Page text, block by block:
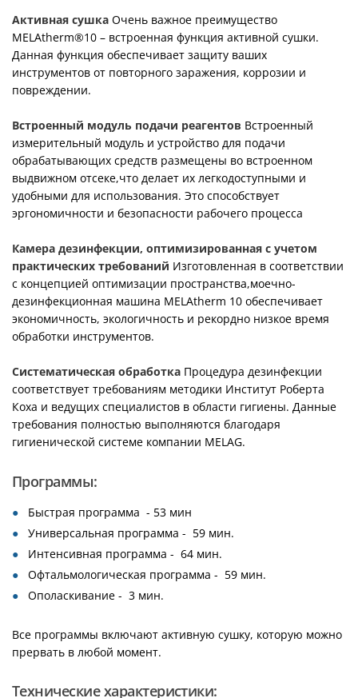
Активная сушка Очень важное преимущество
MELAtherm®10 – встроенная функция активной сушки.
Данная функция обеспечивает защиту ваших
инструментов от повторного заражения, коррозии и
повреждении.
Встроенный модуль подачи реагентов Встроенный
измерительный модуль и устройство для подачи
обрабатывающих средств размещены во встроенном
выдвижном отсеке,что делает их легкодоступными и
удобными для использования. Это способствует
эргономичности и безопасности рабочего процесса
Камера дезинфекции, оптимизированная с учетом
практических требований Изготовленная в соответствии
с концепцией оптимизации пространства,моечно-
дезинфекционная машина MELAtherm 10 обеспечивает
экономичность, экологичность и рекордно низкое время
обработки инструментов.
Систематическая обработка Процедура дезинфекции
соответствует требованиям методики Институт Роберта
Коха и ведущих специалистов в области гигиены. Данные
требования полностью выполняются благодаря
гигиенической системе компании MELAG.
Программы:
Быстрая программа - 53 мин
Универсальная программа - 59 мин.
Интенсивная программа - 64 мин.
Офтальмологическая программа - 59 мин.
Ополаскивание - 3 мин.
Все программы включают активную сушку, которую можно
прервать в любой момент.
Технические характеристики: